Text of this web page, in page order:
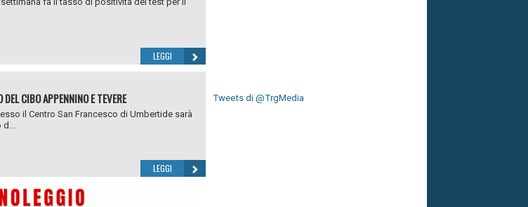
LEGGI
CIBO APPENNINO E TEVERE
il Centro San Francesco di Umbertide sarà
d...
LEGGI
Tweets di @TrgMedia